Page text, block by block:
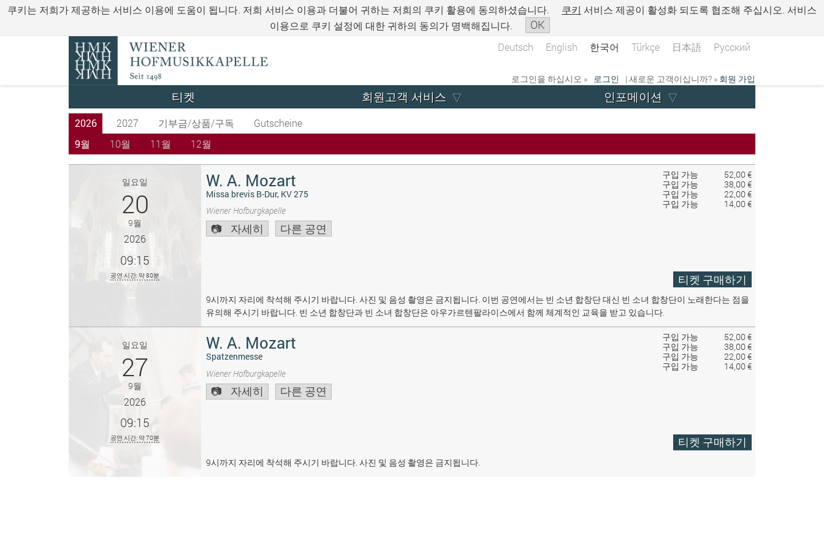
쿠키는 저희가 제공하는 서비스 이용에 도움이 됩니다. 저희 서비스 이용과 더불어 귀하는 저희의 쿠키 활용에 동의하셨습니다. 쿠키 서비스 제공이 활성화 되도록 협조해 주십시오. 서비스
이용으로 쿠키 설정에 대한 귀하의 동의가 명백해집니다.
OK
Deutsch English 한국어 Türkçe 日本語 Русский
로그인을 하십시오 » 로그인 | 새로운 고객이십니까? » 회원 가입
티켓 회원고객 서비스 인포메이션
2026 2027 기부금/상품/구독
Gutscheine
9월
10월 11월 12월
구입 가능
52,00 €
구입 가능
38,00 €
구입 가능
22,00 €
구입 가능
14,00 €
일요일
20
9월
2026
09:15
공연 시간: 약 80분
W. A. Mozart
Missa brevis B-Dur, KV 275
Wiener Hofburgkapelle
자세히 다른 공연
티켓 구매하기
9시까지 자리에 착석해 주시기 바랍니다. 사진 및 음성 촬영은 금지됩니다. 이번 공연에서는 빈 소년 합창단 대신 빈 소녀 합창단이 노래한다는 점을
유의해 주시기 바랍니다. 빈 소년 합창단과 빈 소녀 합창단은 아우가르텐팔라이스에서 함께 체계적인 교육을 받고 있습니다.
구입 가능
52,00 €
구입 가능
38,00 €
구입 가능
22,00 €
구입 가능
14,00 €
일요일
27
9월
2026
09:15
공연 시간: 약 70분
W. A. Mozart
Spatzenmesse
Wiener Hofburgkapelle
자세히 다른 공연
티켓 구매하기
9시까지 자리에 착석해 주시기 바랍니다. 사진 및 음성 촬영은 금지됩니다.